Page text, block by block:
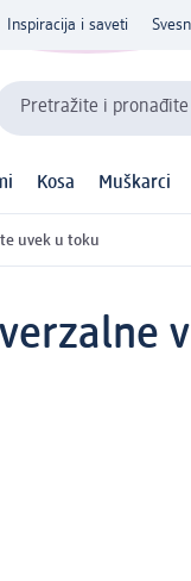
Inspiracija i saveti
Pretražite i pronađite
Kosa Muškarci
uvek u toku